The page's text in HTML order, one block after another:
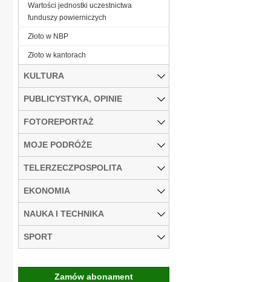
Wartości jednostki uczestnictwa
funduszy powierniczych
Złoto w NBP
Złoto w kantorach
KULTURA
PUBLICYSTYKA, OPINIE
FOTOREPORTAŻ
MOJE PODRÓŻE
TELERZECZPOSPOLITA
EKONOMIA
NAUKA I TECHNIKA
SPORT
Zamów abonament